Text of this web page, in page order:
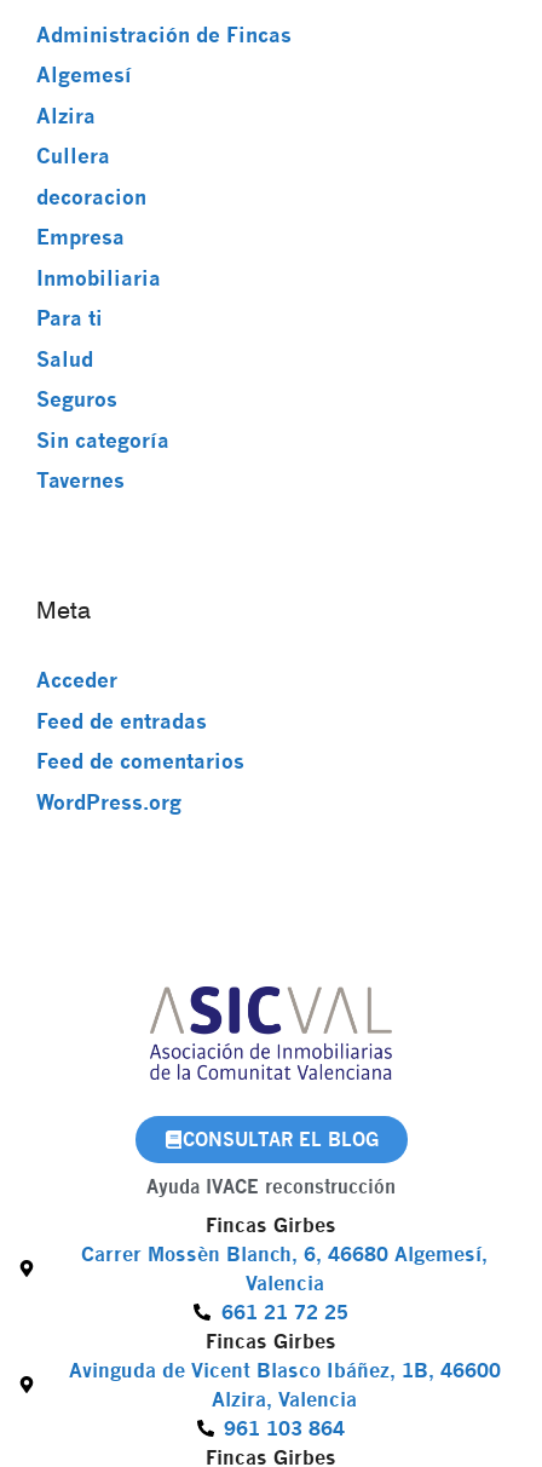
Administración de Fincas
Algemesí
Alzira
Cullera
decoracion
Empresa
Inmobiliaria
Para ti
Salud
Seguros
Sin categoría
Tavernes
Meta
Acceder
Feed de entradas
Feed de comentarios
WordPress.org
CONSULTAR EL BLOG
Ayuda IVACE reconstrucción
Fincas Girbes
Carrer Mossèn Blanch, 6, 46680 Algemesí,
Valencia
661 21 72 25
Fincas Girbes
Avinguda de Vicent Blasco Ibáñez, 1B, 46600
Alzira, Valencia
961 103 864
Fincas Girbes